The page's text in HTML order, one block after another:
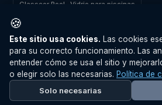
Glasscor Pool · Vidrio para piscinas
Glasscor Pádel · Pistas de pádel
Glasscor Security · Vidrio de seguridad
Glasscor Design · Vidrio arquitectónico
Curved Glass · Vidrio curvado
Glasscor Railing · Barandillas de vidrio
Glasscor Mirror · Doble acristalamiento
Utilizamos cookies para mejorar su
información.
🍪
Este sitio usa cookies. Las cookies
para su correcto funcionamiento. Las
entender cómo se usa el sitio y
o elegir solo las necesarias. Política de
Solo necesarias